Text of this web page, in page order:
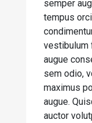
semper
tempus
vestibulum
augue
sem odio,
maximus
augue.
auctor